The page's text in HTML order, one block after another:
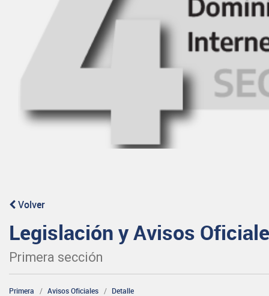
Volver
Legislación y Avisos
Primera sección
Primera Avisos Oficiales Detalle